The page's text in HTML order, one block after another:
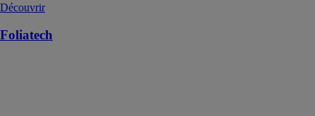
Découvrir
Foliatech